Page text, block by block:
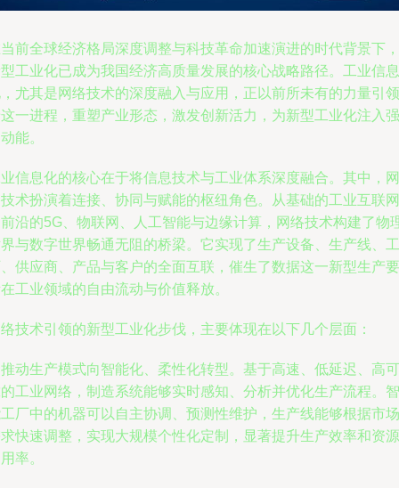
前全球经济格局深度调整与科技革命加速演进的时代背景下，
工业化已成为我国经济高质量发展的核心战略路径。工业信息
尤其是网络技术的深度融入与应用，正以前所未有的力量引领
一进程，重塑产业形态，激发创新活力，为新型工业化注入强
能。
信息化的核心在于将信息技术与工业体系深度融合。其中，网
术扮演着连接、协同与赋能的枢纽角色。从基础的工业互联网
沿的5G、物联网、人工智能与边缘计算，网络技术构建了物
与数字世界畅通无阻的桥梁。它实现了生产设备、生产线、工
供应商、产品与客户的全面互联，催生了数据这一新型生产要
工业领域的自由流动与价值释放。
技术引领的新型工业化步伐，主要体现在以下几个层面：
动生产模式向智能化、柔性化转型。基于高速、低延迟、高可
工业网络，制造系统能够实时感知、分析并优化生产流程。智
厂中的机器可以自主协调、预测性维护，生产线能够根据市场
快速调整，实现大规模个性化定制，显著提升生产效率和资源
率。